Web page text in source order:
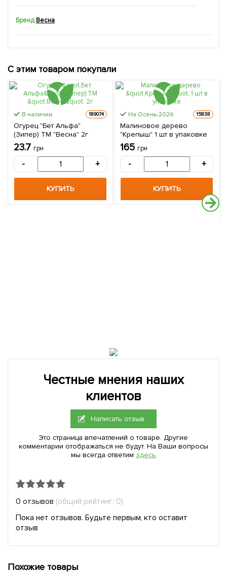
Бренд Весна
С этим товаром покупали
В наличии. 189074
Огурец "Бет Альфа"
(Зипер) ТМ "Весна" 2г
23.7 грн
- +
КУПИТЬ
На Осень-2026 15838
Малиновое дерево
"Крепыш" 1 шт в упаковке
165 грн
- +
КУПИТЬ
Честные мнения наших
клиентов
Написать отзыв
Это страница впечатлений о товаре. Другие
комментарии отображаться не будут. На Ваши вопросы
мы всегда ответим здесь
0 отзывов (общий рейтинг: 0)
Пока нет отзывов. Будьте первым, кто оставит
отзыв
Похожие товары